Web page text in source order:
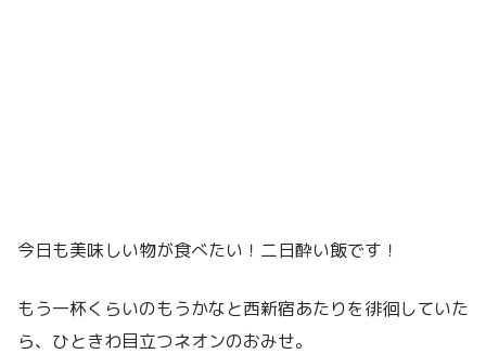
今日も美味しい物が食べたい！二日酔い飯です！
もう一杯くらいのもうかなと西新宿あたりを徘徊していた
ら、ひときわ目立つネオンのおみせ。